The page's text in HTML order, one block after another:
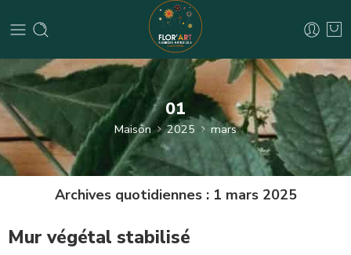
01
Maison 2025 mars
Archives quotidiennes : 1 mars 2025
Mur végétal stabilisé